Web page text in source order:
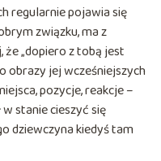
regularnie pojawia się
związku, ma z
że „dopiero z tobą jest
obrazy jej wcześniejszych
pozycje, reakcje –
stanie cieszyć się
dziewczyna kiedyś tam